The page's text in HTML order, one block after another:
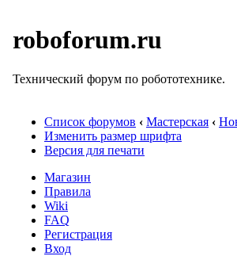
roboforum.ru
Технический форум по робототехнике.
Список форумов ‹ Мастерская ‹
Изменить размер шрифта
Версия для печати
Магазин
Правила
Wiki
FAQ
Регистрация
Вход